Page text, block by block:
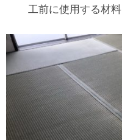
工前に使用する材